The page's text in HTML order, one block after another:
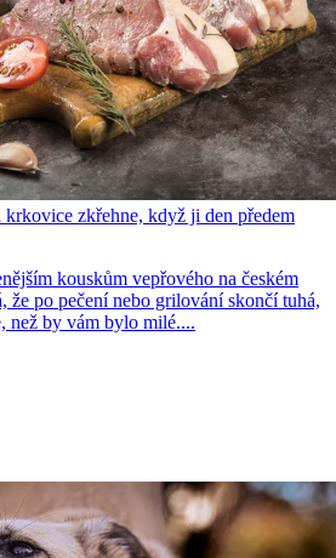
zkřehne, když ji den předem
kouskům vepřového na českém
že po pečení nebo grilování skončí tuhá,
než by vám bylo milé....